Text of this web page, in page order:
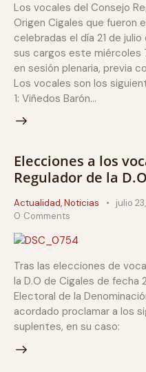
Los vocales del Consejo
Origen Cigales que fueron
celebradas el día 21 de
sus cargos este miércoles
en sesión plenaria, previa
Los vocales son los
1: Viñedos Barón…
Elecciones a los
Regulador de la
Actualidad,Noticias julio
0 Comments
Tras las elecciones de
la D.O de Cigales de fecha
Electoral de la
acordado proclamar a los
suplentes, en su caso: